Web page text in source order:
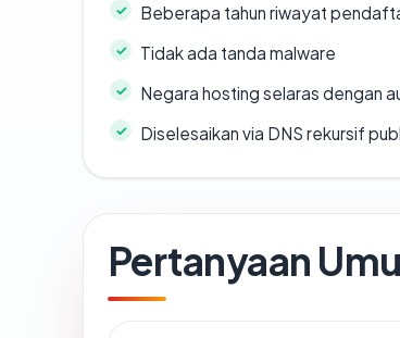
Beberapa tahun riwayat
Tidak ada tanda malware
Negara hosting selaras dengan
Diselesaikan via DNS rekursif
Pertanyaan